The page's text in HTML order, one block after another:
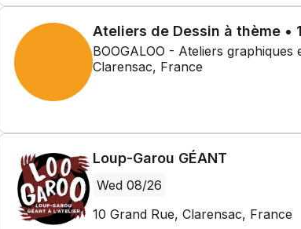
Ateliers de Dessin à thème •
BOOGALOO - Ateliers graphiques
Clarensac, France
Loup-Garou GÉANT
Wed 08/26
10 Grand Rue, Clarensac, France